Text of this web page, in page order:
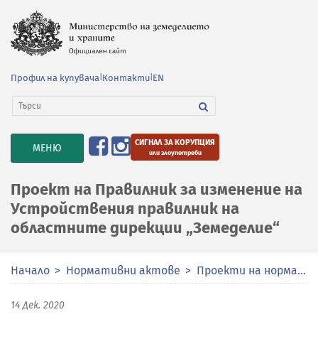
Профил на купувача Контакти EN
TOGGLE
NAVIGATION
МЕНЮ СИГНАЛ ЗА КОРУПЦИЯ
или злоупотреби
Проект на Правилник за изменение на
Устройствения правилник на
областните дирекции „Земеделие“
Начало Нормативни актове Проекти на нормативни актове
14 Дек. 2020